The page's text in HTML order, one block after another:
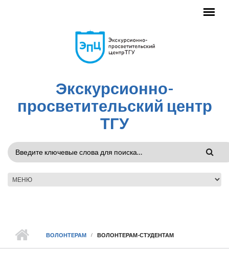
Экскурсионно-
просветительский центр
ТГУ
ФОРМА
ПОИСКА
ВОЛОНТЕРАМ ВОЛОНТЕРАМ-СТУДЕНТАМ